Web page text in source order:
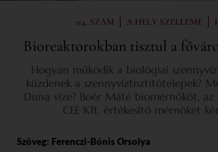
114. SZÁM | A HELY SZELLEME |
Bioreaktorokban tisztul a
Hogyan működik a biológiai
küzdenek a szennyvíztisztítótelepek?
Duna vize? Boér Máté biomérnököt, az
CEE Kft. értékesítő mérnökét
Szöveg: Ferenczi-Bónis Orsolya